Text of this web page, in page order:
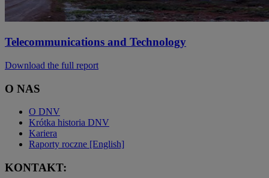
Telecommunications and Technology
Download the full report
O NAS
O DNV
Krótka historia DNV
Kariera
Raporty roczne [English]
KONTAKT: